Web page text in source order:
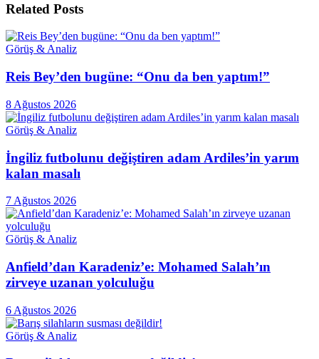
Related Posts
Görüş & Analiz
Reis Bey’den bugüne: “Onu da ben yaptım!”
8 Ağustos 2026
Görüş & Analiz
İngiliz futbolunu değiştiren adam Ardiles’in yarım
kalan masalı
7 Ağustos 2026
Görüş & Analiz
Anfield’dan Karadeniz’e: Mohamed Salah’ın
zirveye uzanan yolculuğu
6 Ağustos 2026
Görüş & Analiz